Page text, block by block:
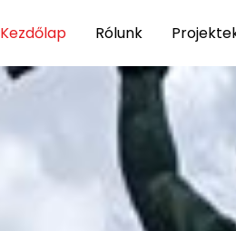
Kezdőlap Rólunk